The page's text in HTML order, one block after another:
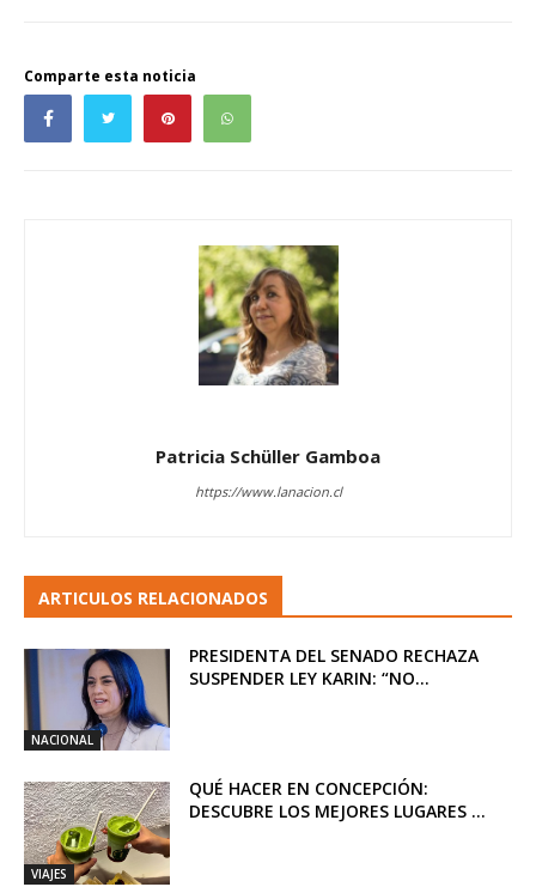
Comparte esta noticia
Patricia Schüller Gamboa
https://www.lanacion.cl
ARTICULOS RELACIONADOS
NACIONAL
PRESIDENTA DEL SENADO RECHAZA
SUSPENDER LEY KARIN: “NO...
VIAJES
QUÉ HACER EN CONCEPCIÓN:
DESCUBRE LOS MEJORES LUGARES ...